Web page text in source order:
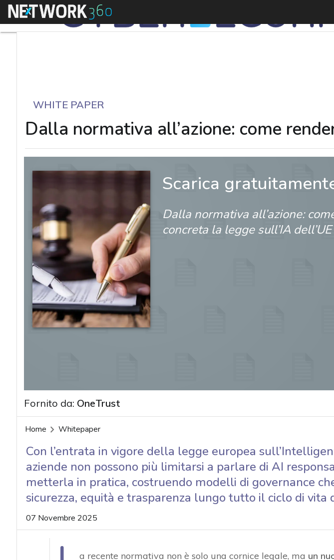
Menu
WHITE PAPER
Dalla normativa all’azione: come
Scarica
Dalla normativa all’azione:
concreta la legge sull’IA dell’UE
Fornito da: OneTrust
Home Whitepaper
Con l’entrata in vigore della legge europea
aziende non possono più limitarsi a parlare di AI
metterla in pratica, costruendo modelli di governance
sicurezza, equità e trasparenza lungo tutto il ciclo di vita
07 Novembre 2025
a recente normativa non è solo una cornice legale, ma un